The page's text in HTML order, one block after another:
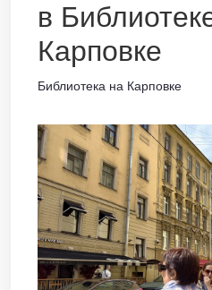
в
Карповке
Библиотека на Карповке